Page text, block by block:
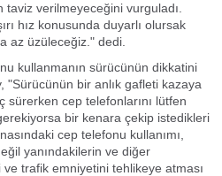
verilmeyeceğini vurguladı.
hız konusunda duyarlı olursak
az üzüleceğiz." dedi.
kullanmanın sürücünün dikkatini
"Sürücünün bir anlık gafleti kazaya
cep telefonlarını lütfen
bir kenara çekip istedikleri
cep telefonu kullanımı,
yanındakilerin ve diğer
trafik emniyetini tehlikeye atması